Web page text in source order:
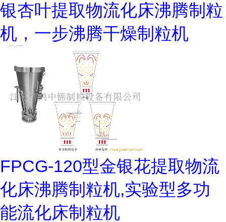
银杏叶提取物流化床沸腾制粒
机，一步沸腾干燥制粒机
FPCG-120型金银花提取物流
化床沸腾制粒机,实验型多功
能流化床制粒机